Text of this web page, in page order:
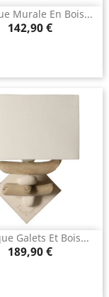
Murale En Bois...
Prix
142,90 €
Galets Et Bois...
Prix
189,90 €